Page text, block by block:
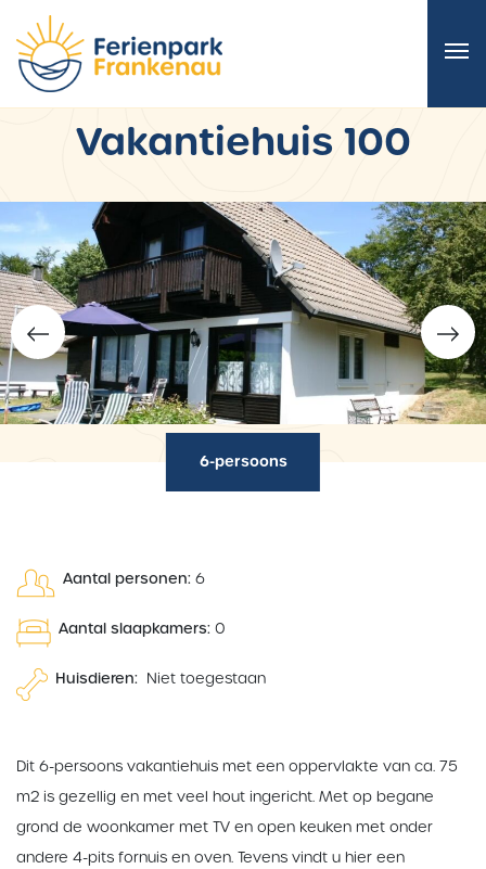
Vakantiehuis 100
6-persoons
Aantal personen: 6
Aantal slaapkamers: 0
Huisdieren: Niet toegestaan
Dit 6-persoons vakantiehuis met een oppervlakte van ca. 75
m2 is gezellig en met veel hout ingericht. Met op begane
grond de woonkamer met TV en open keuken met onder
andere 4-pits fornuis en oven. Tevens vindt u hier een